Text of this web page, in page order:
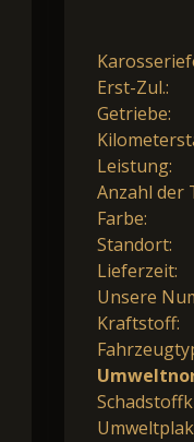
Erst-Zul.:
Getriebe:
Leistung:
Anzahl der
Farbe:
Standort:
Lieferzeit:
Unsere
Kraftstoff: